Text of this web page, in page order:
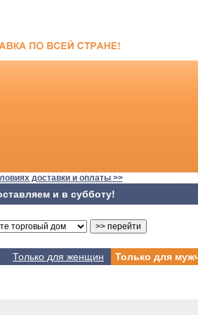
доставки и оплаты >>
и в субботу!
Только для женщин Только для